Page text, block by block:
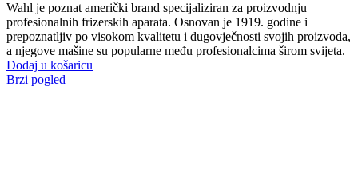
Wahl je poznat američki brand specijaliziran za proizvodnju
profesionalnih frizerskih aparata. Osnovan je 1919. godine i
prepoznatljiv po visokom kvalitetu i dugovječnosti svojih proizvoda,
a njegove mašine su popularne među profesionalcima širom svijeta.
Dodaj u košaricu
Brzi pogled